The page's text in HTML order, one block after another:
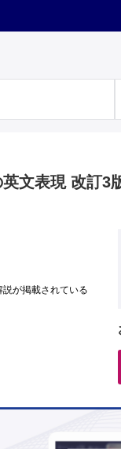
文表現 改訂3
が掲載されている